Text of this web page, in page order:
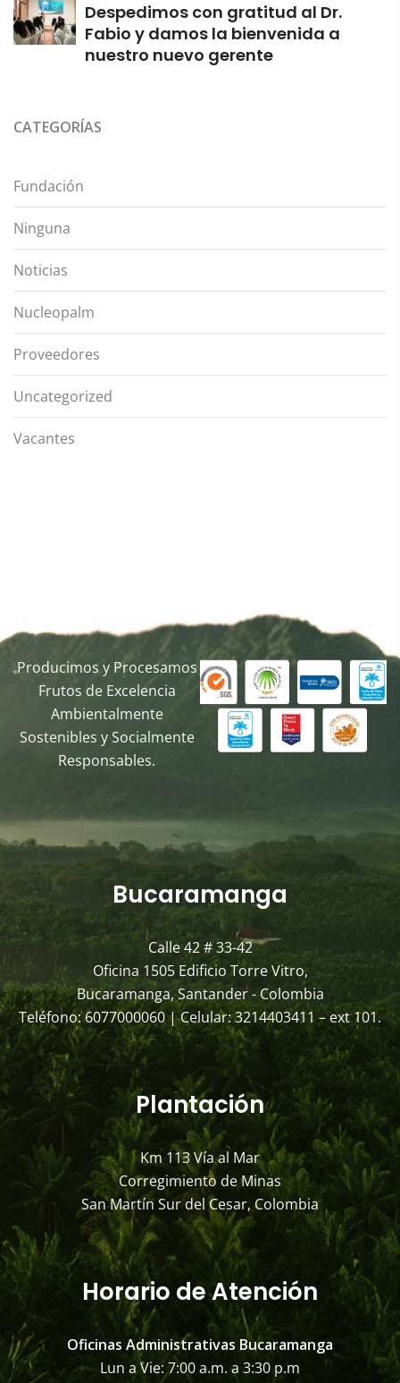
Despedimos con gratitud al Dr.
Fabio y damos la bienvenida a
nuestro nuevo gerente
CATEGORÍAS
Fundación
Ninguna
Noticias
Nucleopalm
Proveedores
Uncategorized
Vacantes
Producimos y Procesamos
Frutos de Excelencia
Ambientalmente
Sostenibles y Socialmente
Responsables.
Bucaramanga
Calle 42 # 33-42
Oficina 1505 Edificio Torre Vitro,
Bucaramanga, Santander - Colombia
Teléfono: 6077000060 | Celular: 3214403411 – ext 101.
Plantación
Km 113 Vía al Mar
Corregimiento de Minas
San Martín Sur del Cesar, Colombia
Horario de Atención
Oficinas Administrativas Bucaramanga
Lun a Vie: 7:00 a.m. a 3:30 p.m